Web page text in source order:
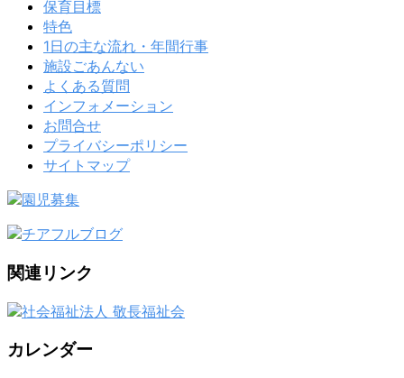
保育目標
特色
1日の主な流れ・年間行事
施設ごあんない
よくある質問
インフォメーション
お問合せ
プライバシーポリシー
サイトマップ
関連リンク
カレンダー